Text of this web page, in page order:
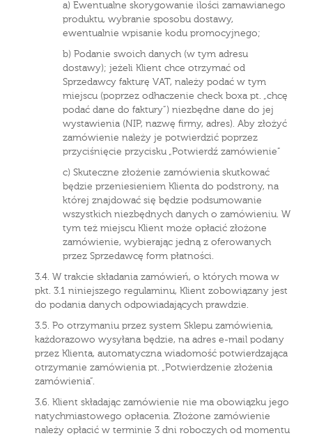
a) Ewentualne skorygowanie ilości zamawianego
produktu, wybranie sposobu dostawy,
ewentualnie wpisanie kodu promocyjnego;
b) Podanie swoich danych (w tym adresu
dostawy); jeżeli Klient chce otrzymać od
Sprzedawcy fakturę VAT, należy podać w tym
miejscu (poprzez odhaczenie check boxa pt. „chcę
podać dane do faktury”) niezbędne dane do jej
wystawienia (NIP, nazwę firmy, adres). Aby złożyć
zamówienie należy je potwierdzić poprzez
przyciśnięcie przycisku „Potwierdź zamówienie”
c) Skuteczne złożenie zamówienia skutkować
będzie przeniesieniem Klienta do podstrony, na
której znajdować się będzie podsumowanie
wszystkich niezbędnych danych o zamówieniu. W
tym też miejscu Klient może opłacić złożone
zamówienie, wybierając jedną z oferowanych
przez Sprzedawcę form płatności.
3.4. W trakcie składania zamówień, o których mowa w
pkt. 3.1 niniejszego regulaminu, Klient zobowiązany jest
do podania danych odpowiadających prawdzie.
3.5. Po otrzymaniu przez system Sklepu zamówienia,
każdorazowo wysyłana będzie, na adres e-mail podany
przez Klienta, automatyczna wiadomość potwierdzająca
otrzymanie zamówienia pt. „Potwierdzenie złożenia
zamówienia”.
3.6. Klient składając zamówienie nie ma obowiązku jego
natychmiastowego opłacenia. Złożone zamówienie
należy opłacić w terminie 3 dni roboczych od momentu